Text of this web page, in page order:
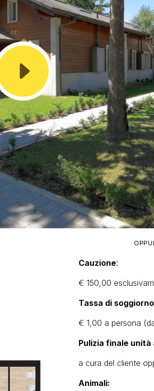
Cauzione:
€ 150,00
Tassa di soggiorno
€ 1,00 a persona
Pulizia finale
a cura del cliente
Animali: